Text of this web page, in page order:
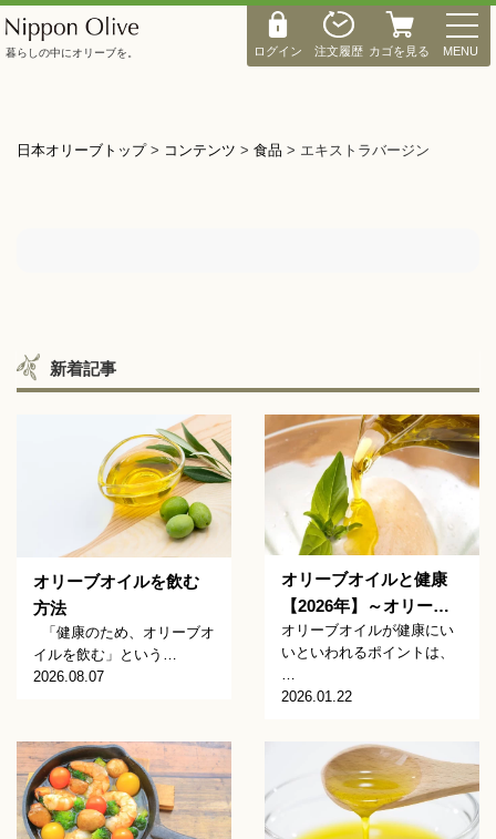
ログイン 注文履歴 カゴを見る
M
E
N
MENU
暮らしの中にオリーブを。
日本オリーブトップ> コンテンツ > 食品 > エキストラバージン
新着記事
オリーブオイルを飲む
方法
「健康のため、オリーブオ
イルを飲む」という…
2026.08.07
オリーブオイルと健康
【2026年】～オリー…
オリーブオイルが健康にい
いといわれるポイントは、
…
2026.01.22